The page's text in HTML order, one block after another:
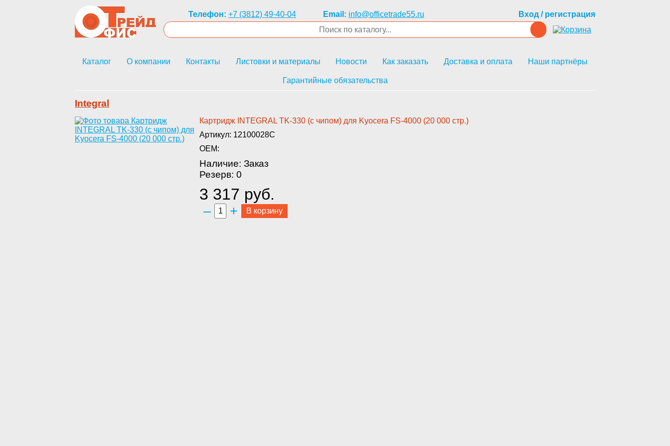
Телефон: +7 (3812) 49-40-04 Email: info@officetrade55.ru Вход / регистрация
Каталог О компании Контакты Листовки и материалы Новости Как заказать Доставка и оплата Наши партнёры
Гарантийные обязательства
Integral
Картридж­ INTEGRAL TK-330 (с чипом) для­ Kyocera FS-4000 (20 000 стр.)­
Артикул: 12100028C
OEM:
Наличие: Заказ
Резерв: 0
3 317 руб.
– + В корзину